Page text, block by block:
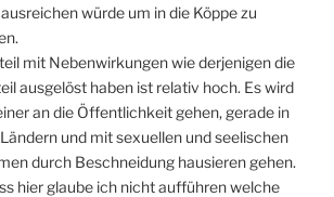
würde um in die Köppe zu
mit Nebenwirkungen wie derjenigen die
ausgelöst haben ist relativ hoch. Es wird
an die Öffentlichkeit gehen, gerade in
und mit sexuellen und seelischen
durch Beschneidung hausieren gehen.
hier glaube ich nicht aufführen welche